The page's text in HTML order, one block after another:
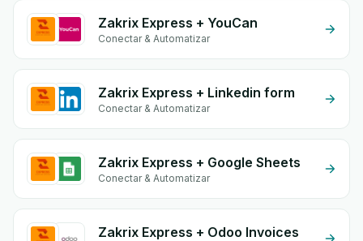
Zakrix Express + YouCan
Conectar & Automatizar
Zakrix Express + Linkedin form
Conectar & Automatizar
Zakrix Express + Google Sheets
Conectar & Automatizar
Zakrix Express + Odoo Invoices